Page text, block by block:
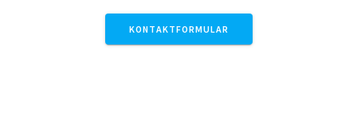
KONTAKTFORMULAR